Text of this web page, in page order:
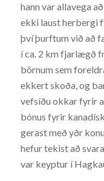
hann var allavega
ekki laust herbergi
því þurftum við að
í ca. 2 km fjarlægð
börnum sem
ekkert skoða, og
vefsíðu okkar fyrir
bónus fyrir
gerast með yðr
hefur tekist að
var keyptur í